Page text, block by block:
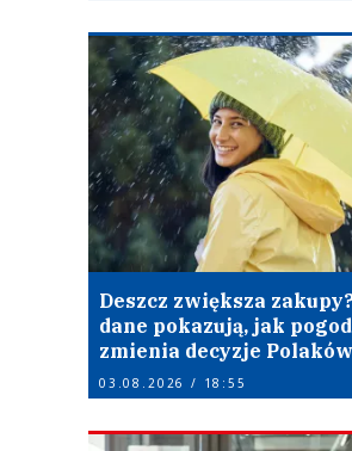
Deszcz zwiększa
dane pokazują, jak
zmienia decyzje Polaków
03.08.2026 / 18:55